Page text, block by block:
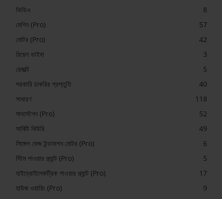
ভিডিও
8
মেশিন (Pro)
57
মোটর (Pro)
42
রিয়েল ভাইবা
3
রেজাল্ট
5
সরকারি চাকরির প্রস্তুতি
40
সাধারণ
118
সাবস্টেশন (Pro)
52
সার্কিট থিউরি
49
সিঙ্গেল ফেজ ইন্ডাকশন মোটর (Pro)
6
স্টিম পাওয়ার প্ল্যান্ট (Pro)
5
হাইড্রোইলেকট্রিক পাওয়ার প্ল্যান্ট (Pro)
17
হাউজ ওয়ারিং (Pro)
9